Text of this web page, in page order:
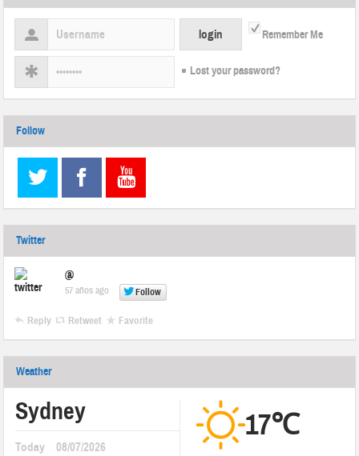
Remember Me
Lost your password?
Follow
Twitter
@
57 años ago Follow
Reply Retweet Favorite
Weather
Sydney
Today 08/07/2026
17℃